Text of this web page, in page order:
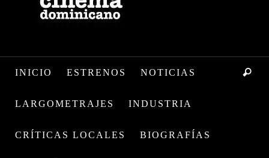
INICIO ESTRENOS NOTICIAS
LARGOMETRAJES INDUSTRIA
CRÍTICAS LOCALES BIOGRAFÍAS